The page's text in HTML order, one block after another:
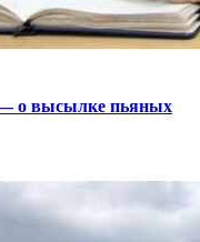
о высылке пьяных